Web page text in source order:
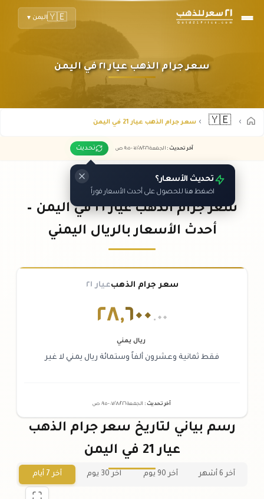
🇾🇪اليمن ▼
سعر جرام الذهب عيار ٢١ في اليمن
🇾🇪 سعر جرام الذهب عيار 21 في اليمن
آخر تحديث : الجمعة ٠٧ /٠٨/٢٠٢٦ - ٠٩:٠٥ ص تحديث
تحديث الأسعار؟
اضغط هنا للحصول على أحدث الأسعار فوراً
سعر جرام الذهب عيار ٢١ في اليمن –
أحدث الأسعار بالريال اليمني
سعر جرام الذهبعيار ٢١
٢٨,٦٠٠ .٠٠
ريال يمني
فقط ثمانية وعشرون ألفاً وستمائة ريال يمني لا غير
آخر تحديث : الجمعة ٠٧ /٠٨/٢٠٢٦ - ٠٩:٠٥ ص
رسم بياني لتاريخ سعر جرام الذهب
عيار 21 في اليمن
آخر 6 أشهر آخر 90 يوم آخر 30 يوم آخر 7 أيام